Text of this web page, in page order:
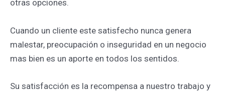
otras opciones.
Cuando un cliente este satisfecho nunca genera
malestar, preocupación o inseguridad en un negocio
mas bien es un aporte en todos los sentidos.
Su satisfacción es la recompensa a nuestro trabajo y